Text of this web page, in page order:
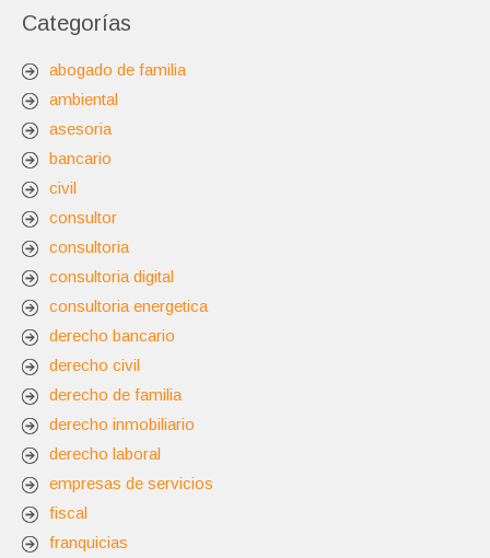
Categorías
abogado de familia
ambiental
asesoria
bancario
civil
consultor
consultoria
consultoria digital
consultoria energetica
derecho bancario
derecho civil
derecho de familia
derecho inmobiliario
derecho laboral
empresas de servicios
fiscal
franquicias